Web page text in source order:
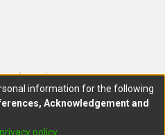
colecciones
– (8000). Universidad
information for the following
Acknowledgement and
privacy policy.